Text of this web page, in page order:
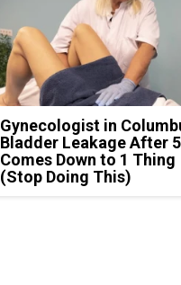
Gynecologist in
Bladder Leakage After
Comes Down to 1 Thing
(Stop Doing This)